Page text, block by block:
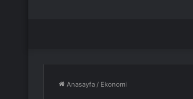
Anasayfa / Ekonomi